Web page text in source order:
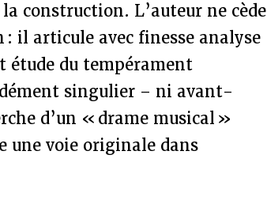
construction. L’auteur ne cède
il articule avec finesse analyse
du tempérament
singulier – ni avant-
d’un « drame musical »
une voie originale dans